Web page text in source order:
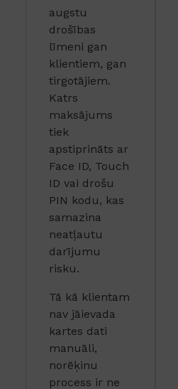
augstu
drošības
līmeni gan
klientiem, gan
tirgotājiem.
Katrs
maksājums
tiek
apstiprināts ar
Face ID, Touch
ID vai drošu
PIN kodu, kas
samazina
neatļautu
darījumu
risku.
Tā kā klientam
nav jāievada
kartes dati
manuāli,
norēķinu
process ir ne